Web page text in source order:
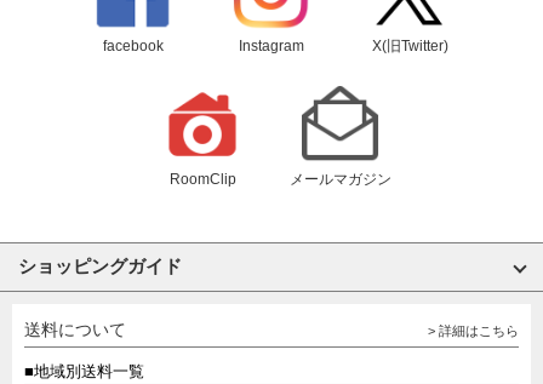
facebook Instagram X(旧Twitter)
RoomClip メールマガジン
ショッピングガイド
送料について > 詳細はこちら
■地域別送料一覧